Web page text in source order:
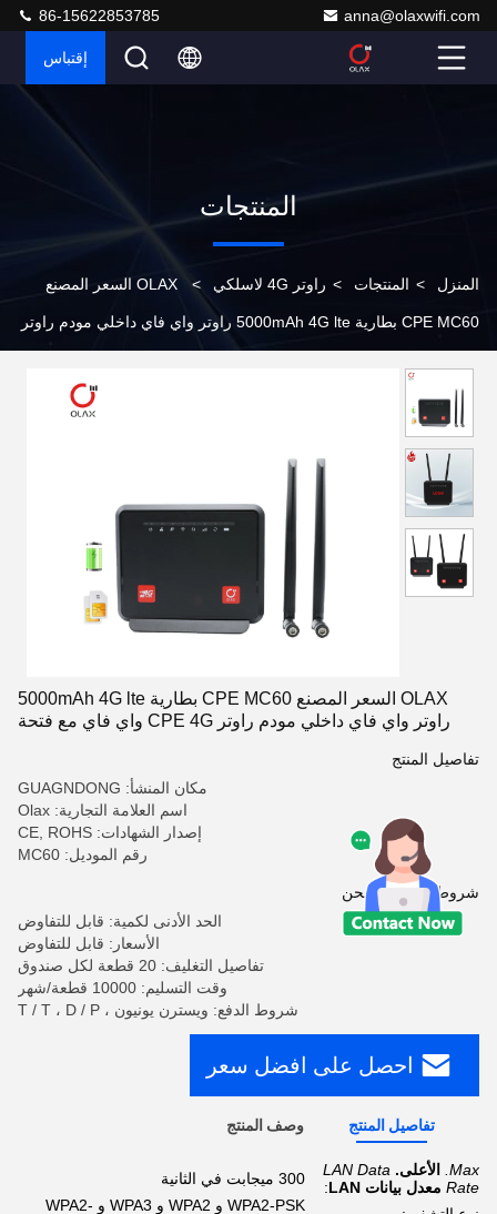
anna@olaxwifi.com
86-15622853785
إقتباس
المنتجات
المنزل > المنتجات > راوتر 4G لاسلكي > OLAX السعر المصنع
CPE MC60 بطارية 5000mAh 4G lte راوتر واي فاي داخلي مودم راوتر
OLAX السعر المصنع CPE MC60 بطارية 5000mAh 4G lte
راوتر واي فاي داخلي مودم راوتر CPE 4G واي فاي مع فتحة
تفاصيل المنتج
مكان المنشأ: GUAGNDONG
اسم العلامة التجارية: Olax
إصدار الشهادات: CE, ROHS
رقم الموديل: MC60
شروط الدفع والشحن
الحد الأدنى لكمية: قابل للتفاوض
الأسعار: قابل للتفاوض
تفاصيل التغليف: 20 قطعة لكل صندوق
وقت التسليم: 10000 قطعة/شهر
شروط الدفع: ويسترن يونيون ، T / T ، D / P
احصل على افضل سعر
تفاصيل المنتج وصف المنتج
Max. الأعلى. LAN Data
Rate معدل بيانات LAN :
300 ميجابت في الثانية
WPA2-PSK و WPA2 و WPA3 و WPA2-